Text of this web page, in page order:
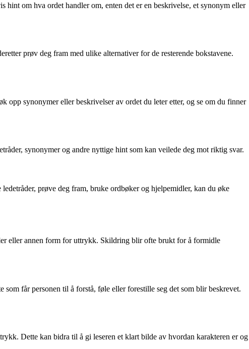
om hva ordet handler om, enten det er en beskrivelse, et synonym eller
prøv deg fram med ulike alternativer for de resterende bokstavene.
opp synonymer eller beskrivelser av ordet du leter etter, og se om du finner
synonymer og andre nyttige hint som kan veilede deg mot riktig svar.
prøve deg fram, bruke ordbøker og hjelpemidler, kan du øke
eller annen form for uttrykk. Skildring blir ofte brukt for å formidle
får personen til å forstå, føle eller forestille seg det som blir beskrevet.
Dette kan bidra til å gi leseren et klart bilde av hvordan karakteren er og